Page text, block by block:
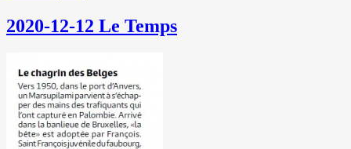
2020-12-12 Le Temps